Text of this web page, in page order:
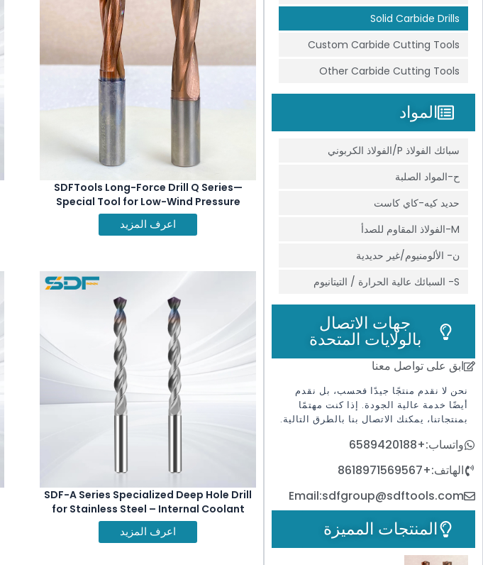
Solid Carbide Drills
Custom Carbide Cutting Tools
Other Carbide Cutting Tools
المواد
سبائك الفولاذ P/الفولاذ الكربوني
ح-المواد الصلبة
حديد كيه-كاي كاست
M-الفولاذ المقاوم للصدأ
ن- الألومنيوم/غير حديدية
S- السبائك عالية الحرارة / التيتانيوم
جهات الاتصال
بالولايات المتحدة
ابق على تواصل معنا
نحن لا نقدم منتجًا جيدًا فحسب، بل نقدم
أيضًا خدمة عالية الجودة. إذا كنت مهتمًا
بمنتجاتنا، يمكنك الاتصال بنا بالطرق التالية.
واتساب:+6589420188
الهاتف:+8618971569567
Email:sdfgroup@sdftools.com
المنتجات المميزة
SDFTools Long-Force Drill Q Series—
Special Tool for Low-Wind Pressure
Brazing Tools
اعرف المزيد
SDF-A Series Specialized Deep Hole Drill
for Stainless Steel – Internal Coolant
اعرف المزيد